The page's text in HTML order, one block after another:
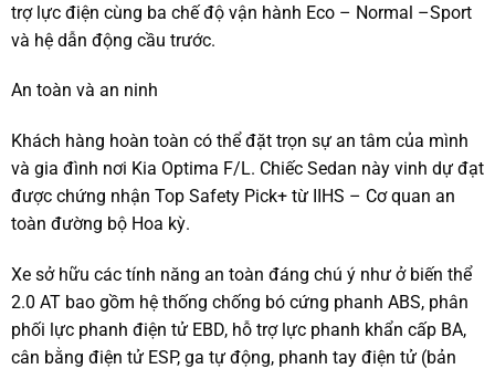
trợ lực điện cùng ba chế độ vận hành Eco – Normal –Sport
và hệ dẫn động cầu trước.
An toàn và an ninh
Khách hàng hoàn toàn có thể đặt trọn sự an tâm của mình
và gia đình nơi Kia Optima F/L. Chiếc Sedan này vinh dự đạt
được chứng nhận Top Safety Pick+ từ IIHS – Cơ quan an
toàn đường bộ Hoa kỳ.
Xe sở hữu các tính năng an toàn đáng chú ý như ở biến thể
2.0 AT bao gồm hệ thống chống bó cứng phanh ABS, phân
phối lực phanh điện tử EBD, hỗ trợ lực phanh khẩn cấp BA,
cân bằng điện tử ESP, ga tự động, phanh tay điện tử (bản